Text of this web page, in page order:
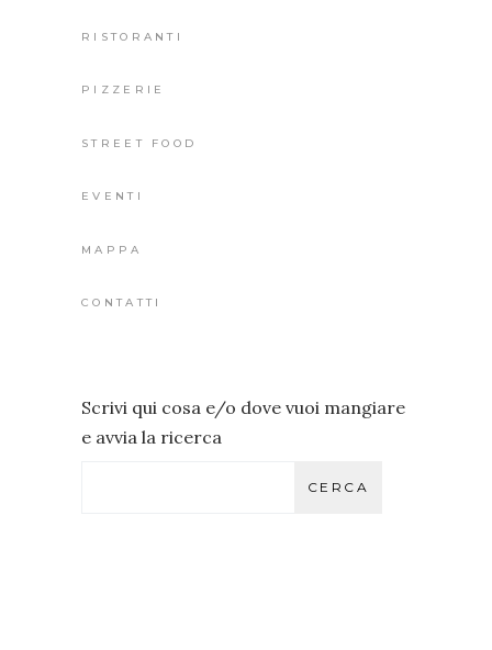
RISTORANTI
PIZZERIE
STREET FOOD
EVENTI
MAPPA
CONTATTI
Scrivi qui cosa e/o dove vuoi mangiare
e avvia la ricerca
CERCA